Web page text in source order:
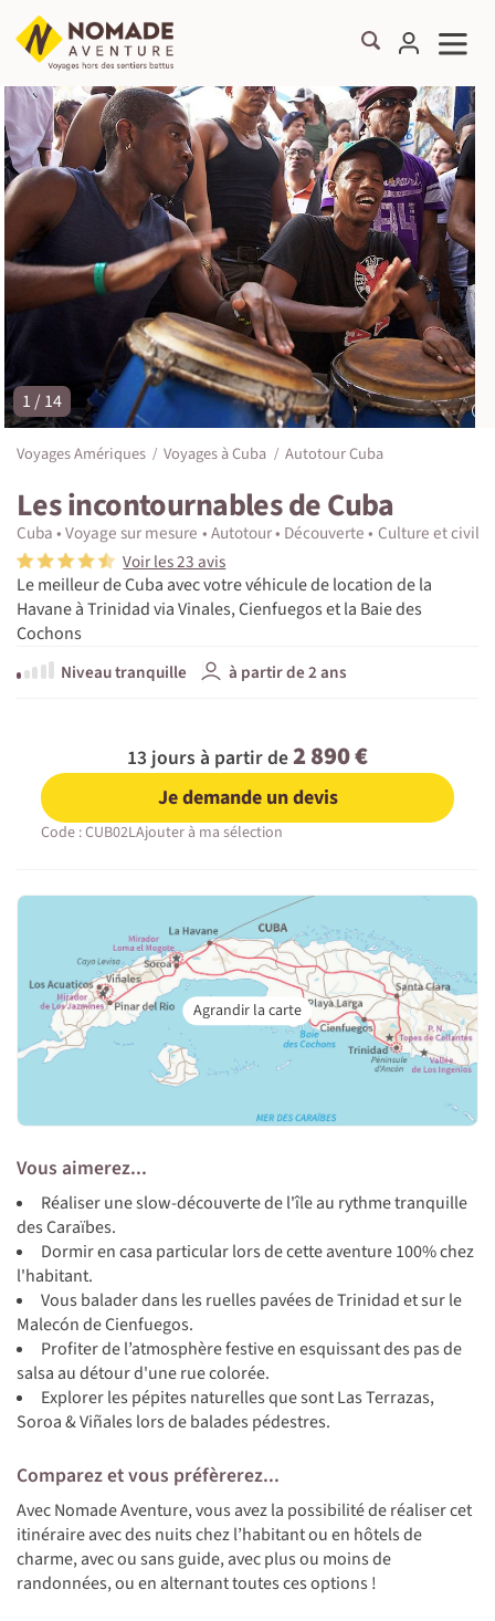
©
1 / 14
Voyages Amériques Voyages à Cuba Autotour Cuba
Les incontournables de Cuba
Cuba Voyage sur mesure Autotour Découverte
Culture et
Voir les 23 avis
Le meilleur de Cuba avec votre véhicule de location de la
Havane à Trinidad via Vinales, Cienfuegos et la Baie des
Cochons
Niveau tranquille
à partir de 2 ans
13 jours à partir de2 890 €
Je demande un devis
Code : CUB02LAjouter à ma sélection
Vous aimerez...
Réaliser une slow-découverte de l'île au rythme tranquille
des Caraïbes.
Dormir en casa particular lors de cette aventure 100% chez
l'habitant.
Vous balader dans les ruelles pavées de Trinidad et sur le
Malecón de Cienfuegos.
Profiter de l’atmosphère festive en esquissant des pas de
salsa au détour d'une rue colorée.
Explorer les pépites naturelles que sont Las Terrazas,
Soroa & Viñales lors de balades pédestres.
Comparez et vous préfèrerez...
Avec Nomade Aventure, vous avez la possibilité de réaliser cet
itinéraire avec des nuits chez l’habitant ou en hôtels de
charme, avec ou sans guide, avec plus ou moins de
randonnées, ou en alternant toutes ces options !